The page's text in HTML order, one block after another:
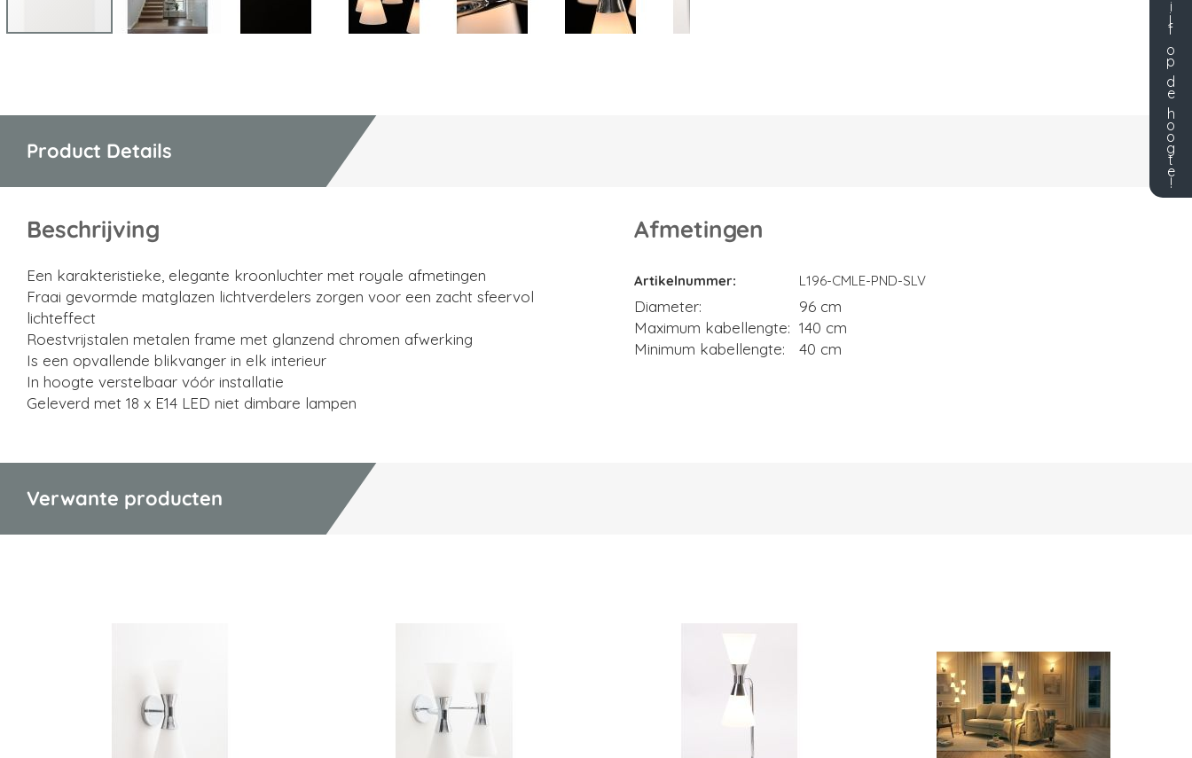
begin
gallerij
Product Details
Beschrijving
Een karakteristieke, elegante kroonluchter met royale afmetingen
Fraai gevormde matglazen lichtverdelers zorgen voor een zacht sfeervol
lichteffect
Roestvrijstalen metalen frame met glanzend chromen afwerking
Is een opvallende blikvanger in elk interieur
In hoogte verstelbaar vóór installatie
Geleverd met 18 x E14 LED niet dimbare lampen
Afmetingen
Afmetingen
Artikelnummer L196-CMLE-PND-SLV
Diameter
96 cm
Maximum kabellengte
140 cm
Minimum kabellengte
40 cm
Verwante producten
i
j
f
o
p
d
e
h
o
o
g
t
e
!